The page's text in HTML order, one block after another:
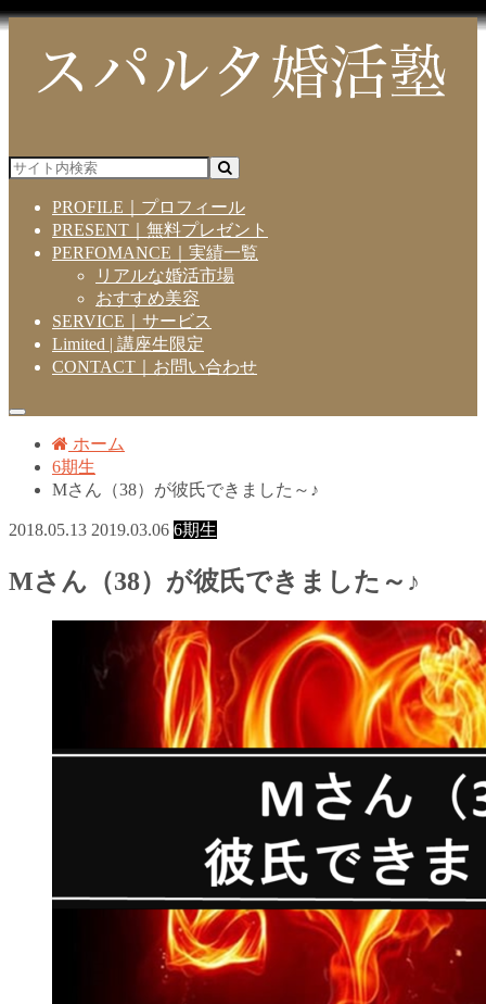
PROFILE｜プロフィール
PRESENT｜無料プレゼント
PERFOMANCE｜実績一覧
リアルな婚活市場
おすすめ美容
SERVICE｜サービス
Limited | 講座生限定
CONTACT｜お問い合わせ
ホーム
6期生
Mさん（38）が彼氏できました～♪
2018.05.13 2019.03.06 6期生
Mさん（38）が彼氏できました～♪